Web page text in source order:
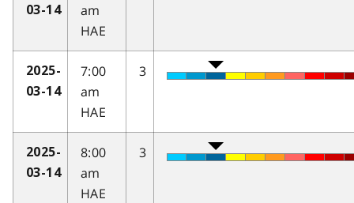
03-14
am
HAE
2025-
03-14
7:00
am
HAE
3
2025-
03-14
8:00
am
HAE
3